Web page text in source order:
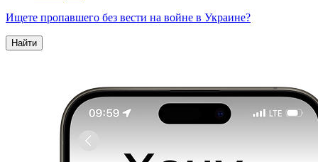
Ищете пропавшего без вести на войне в Украине?
Найти